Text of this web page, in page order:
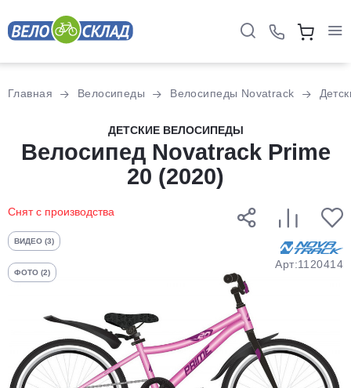
Главная Велосипеды Велосипеды Novatrack
ДЕТСКИЕ ВЕЛОСИПЕДЫ
Велосипед Novatrack Prime
20 (2020)
Снят с производства
ВИДЕО (3)
ФОТО (2)
Арт:1120414
Разбейте
оплатуна части
без переплат
График платежей
Добавляйте товары